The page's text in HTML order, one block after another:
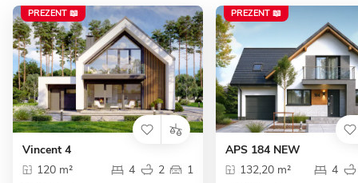
PREZENT 📖
Vincent 4
120 m²
4 2 1
PREZENT 📖
APS 184 NEW
132,20 m²
4